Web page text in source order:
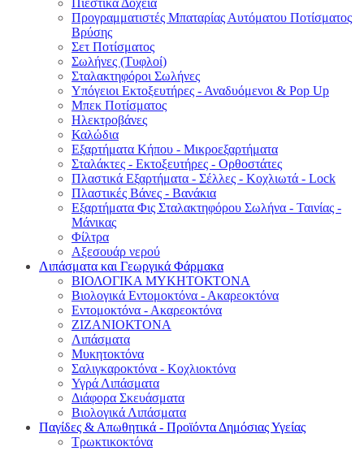
Πιεστικά Δοχεία
Προγραμματιστές Μπαταρίας Αυτόματου Ποτίσματος
Βρύσης
Σετ Ποτίσματος
Σωλήνες (Τυφλοί)
Σταλακτηφόροι Σωλήνες
Υπόγειοι Εκτοξευτήρες - Αναδυόμενοι & Pop Up
Μπεκ Ποτίσματος
Ηλεκτροβάνες
Καλώδια
Εξαρτήματα Κήπου - Μικροεξαρτήματα
Σταλάκτες - Εκτοξευτήρες - Ορθοστάτες
Πλαστικά Εξαρτήματα - Σέλλες - Κοχλιωτά - Lock
Πλαστικές Βάνες - Βανάκια
Εξαρτήματα Φις Σταλακτηφόρου Σωλήνα - Ταινίας -
Μάνικας
Φίλτρα
Αξεσουάρ νερού
Λιπάσματα και Γεωργικά Φάρμακα
ΒΙΟΛΟΓΙΚΑ ΜΥΚΗΤΟΚΤΟΝΑ
Βιολογικά Εντομοκτόνα - Ακαρεοκτόνα
Εντομοκτόνα - Ακαρεοκτόνα
ΖΙΖΑΝΙΟΚΤΟΝΑ
Λιπάσματα
Μυκητοκτόνα
Σαλιγκαροκτόνα - Κοχλιοκτόνα
Υγρά Λιπάσματα
Διάφορα Σκευάσματα
Βιολογικά Λιπάσματα
Παγίδες & Απωθητικά - Προϊόντα Δημόσιας Υγείας
Τρωκτικοκτόνα